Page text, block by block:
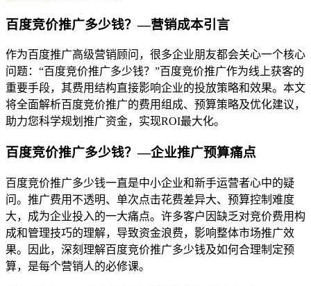
百度竞价推广多少钱？—营销成本引言
作为百度推广高级营销顾问，很多企业朋友都会关心一个核心
问题：“百度竞价推广多少钱？”百度竞价推广作为线上获客的
重要手段，其费用结构直接影响企业的投放策略和效果。本文
将全面解析百度竞价推广的费用组成、预算策略及优化建议，
助力您科学规划推广资金，实现ROI最大化。
百度竞价推广多少钱？—企业推广预算痛点
百度竞价推广多少钱一直是中小企业和新手运营者心中的疑
问。推广费用不透明、单次点击花费差异大、预算控制难度
大，成为企业投入的一大痛点。许多客户因缺乏对竞价费用构
成和管理技巧的理解，导致资金浪费，影响整体市场推广效
果。因此，深刻理解百度竞价推广多少钱及如何合理制定预
算，是每个营销人的必修课。